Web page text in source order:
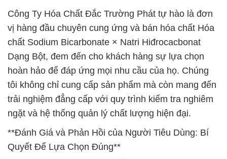
Công Ty Hóa Chất Đắc Trường Phát tự hào là đơn
vị hàng đầu chuyên cung ứng và bán hóa chất Hóa
chất Sodium Bicarbonate × Natri Hiđrocacbonat
Dạng Bột, đem đến cho khách hàng sự lựa chọn
hoàn hảo để đáp ứng mọi nhu cầu của họ. Chúng
tôi không chỉ cung cấp sản phẩm mà còn mang đến
trải nghiệm đẳng cấp với quy trình kiểm tra nghiêm
ngặt và hệ thống quản lý chất lượng hiện đại.
**Đánh Giá và Phản Hồi của Người Tiêu Dùng: Bí
Quyết Để Lựa Chọn Đúng**